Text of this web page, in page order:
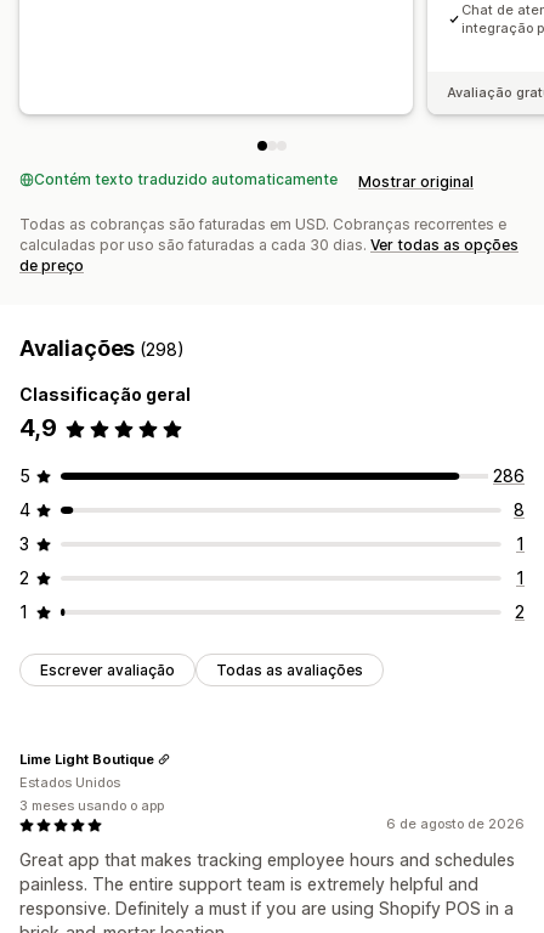
Chat de
integração
Avaliação
Contém texto traduzido automaticamente Mostrar original
Todas as cobranças são faturadas em USD. Cobranças recorrentes e
calculadas por uso são faturadas a cada 30 dias. Ver todas as opções
de preço
Avaliações (298)
Classificação geral
4,9
5
286
4
8
3
1
2
1
1
2
Escrever avaliação Todas as avaliações
6 de agosto de 2026
Great app that makes tracking employee hours and schedules
painless. The entire support team is extremely helpful and
responsive. Definitely a must if you are using Shopify POS in a
Lime Light Boutique
Estados Unidos
3 meses usando o app